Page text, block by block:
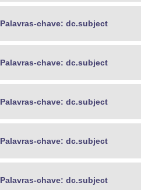
Palavras-chave: dc.subject
Palavras-chave: dc.subject
Palavras-chave: dc.subject
Palavras-chave: dc.subject
Palavras-chave: dc.subject